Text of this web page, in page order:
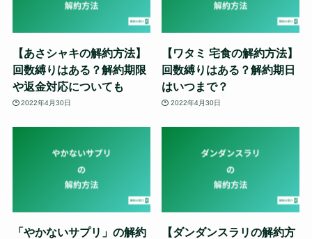
【あさシャキの解約方法】
回数縛りはある？解約期限
や返金対応についても
2022年4月30日
【ワタミ 宅食の解約方法】
回数縛りはある？解約期日
はいつまで？
2022年4月30日
「やかないサプリ」の解約
【ダンダンスラリの解約方